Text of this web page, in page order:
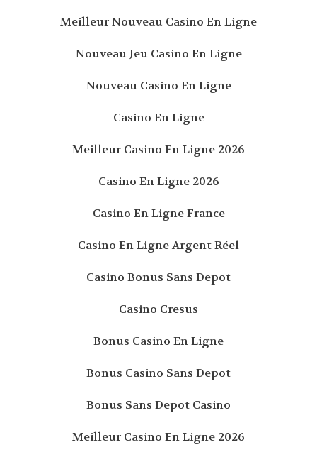
Meilleur Nouveau Casino En Ligne
Nouveau Jeu Casino En Ligne
Nouveau Casino En Ligne
Casino En Ligne
Meilleur Casino En Ligne 2026
Casino En Ligne 2026
Casino En Ligne France
Casino En Ligne Argent Réel
Casino Bonus Sans Depot
Casino Cresus
Bonus Casino En Ligne
Bonus Casino Sans Depot
Bonus Sans Depot Casino
Meilleur Casino En Ligne 2026